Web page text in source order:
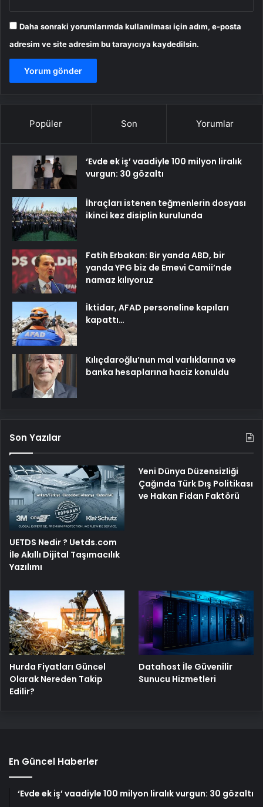
Daha sonraki yorumlarımda kullanılması için adım, e-posta
adresim ve site adresim bu tarayıcıya kaydedilsin.
Popüler Son Yorumlar
‘Evde ek iş’ vaadiyle 100 milyon liralık
vurgun: 30 gözaltı
İhraçları istenen teğmenlerin dosyası
ikinci kez disiplin kurulunda
Fatih Erbakan: Bir yanda ABD, bir
yanda YPG biz de Emevi Camii’nde
namaz kılıyoruz
İktidar, AFAD personeline kapıları
kapattı…
Kılıçdaroğlu’nun mal varlıklarına ve
banka hesaplarına haciz konuldu
Son Yazılar
UETDS Nedir ? Uetds.com
İle Akıllı Dijital Taşımacılık
Yazılımı
Yeni Dünya Düzensizliği
Çağında Türk Dış Politikası
ve Hakan Fidan Faktörü
Hurda Fiyatları Güncel
Olarak Nereden Takip
Edilir?
Datahost İle Güvenilir
Sunucu Hizmetleri
En Güncel Haberler
‘Evde ek iş’ vaadiyle 100 milyon liralık vurgun: 30 gözaltı